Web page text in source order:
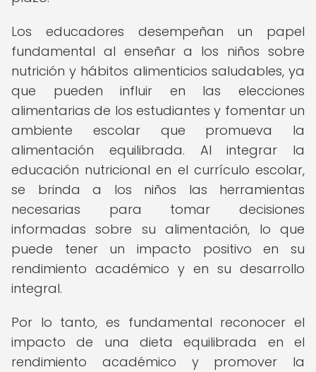
Los educadores desempeñan un papel
fundamental al enseñar a los niños sobre
nutrición y hábitos alimenticios saludables, ya
que pueden influir en las elecciones
alimentarias de los estudiantes y fomentar un
ambiente escolar que promueva la
alimentación equilibrada. Al integrar la
educación nutricional en el currículo escolar,
se brinda a los niños las herramientas
necesarias para tomar decisiones
informadas sobre su alimentación, lo que
puede tener un impacto positivo en su
rendimiento académico y en su desarrollo
integral.
Por lo tanto, es fundamental reconocer el
impacto de una dieta equilibrada en el
rendimiento académico y promover la